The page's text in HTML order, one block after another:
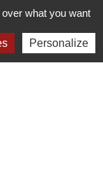
Beauce
what you want
Personalize